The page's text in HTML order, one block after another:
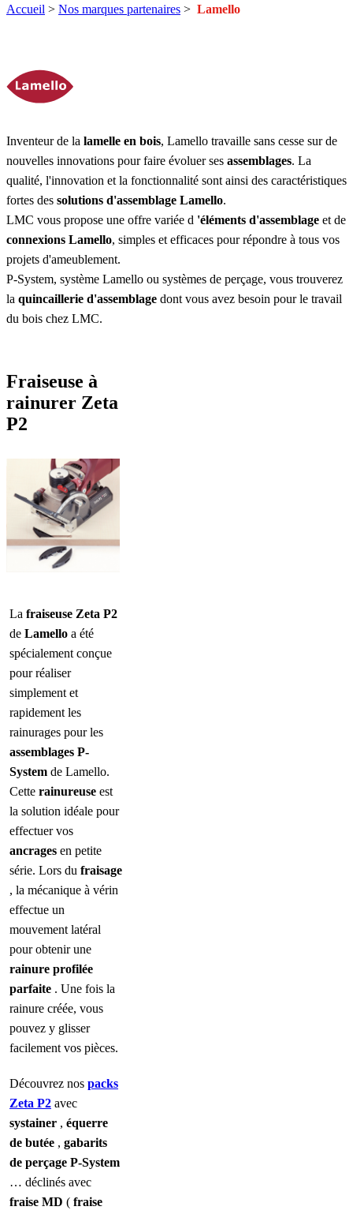
Accueil > Nos marques partenaires > Lamello
Inventeur de la lamelle en bois, Lamello travaille sans cesse sur de
nouvelles innovations pour faire évoluer ses assemblages. La
qualité, l'innovation et la fonctionnalité sont ainsi des caractéristiques
fortes des solutions d'assemblage Lamello.
LMC vous propose une offre variée d 'éléments d'assemblage et de
connexions Lamello, simples et efficaces pour répondre à tous vos
projets d'ameublement.
P-System, système Lamello ou systèmes de perçage, vous trouverez
la quincaillerie d'assemblage dont vous avez besoin pour le travail
du bois chez LMC.
Fraiseuse à
rainurer Zeta
P2
La fraiseuse Zeta P2
de Lamello a été
spécialement conçue
pour réaliser
simplement et
rapidement les
rainurages pour les
assemblages P-
System de Lamello.
Cette rainureuse est
la solution idéale pour
effectuer vos
ancrages en petite
série. Lors du fraisage
, la mécanique à vérin
effectue un
mouvement latéral
pour obtenir une
rainure profilée
parfaite . Une fois la
rainure créée, vous
pouvez y glisser
facilement vos pièces.
Découvrez nos packs
Zeta P2 avec
systainer , équerre
de butée , gabarits
de perçage P-System
… déclinés avec
fraise MD ( fraise